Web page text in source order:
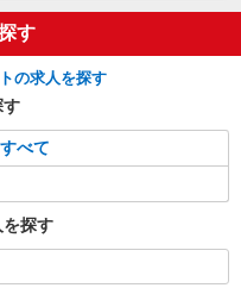
す
の求人を探す
す
べて
を探す